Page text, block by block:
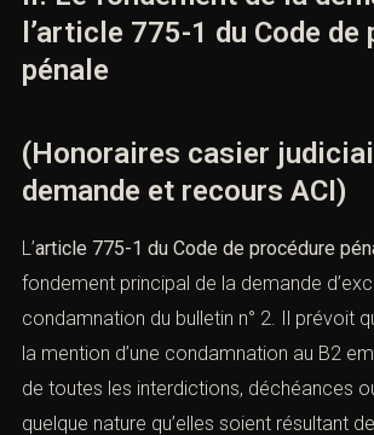
II. Le fondement de la
pénale
demande et recours ACI)
L’article 775-1 du Code de procédure
fondement principal de la demande
condamnation du bulletin n° 2. Il prévoit
de la mention d’une condamnation au B2